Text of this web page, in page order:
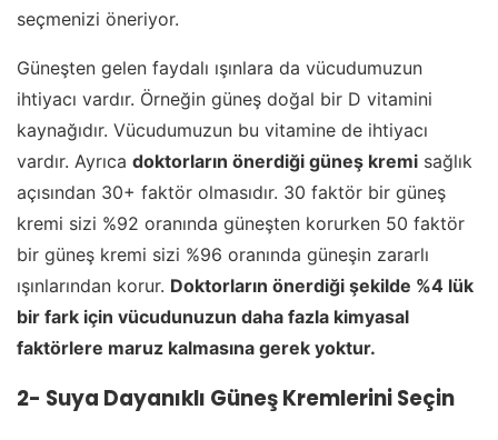
seçmenizi öneriyor.
Güneşten gelen faydalı ışınlara da vücudumuzun
ihtiyacı vardır. Örneğin güneş doğal bir D vitamini
kaynağıdır. Vücudumuzun bu vitamine de ihtiyacı
vardır. Ayrıca doktorların önerdiği güneş kremi sağlık
açısından 30+ faktör olmasıdır. 30 faktör bir güneş
kremi sizi %92 oranında güneşten korurken 50 faktör
bir güneş kremi sizi %96 oranında güneşin zararlı
ışınlarından korur. Doktorların önerdiği şekilde %4 lük
bir fark için vücudunuzun daha fazla kimyasal
faktörlere maruz kalmasına gerek yoktur.
2- Suya Dayanıklı Güneş Kremlerini Seçin